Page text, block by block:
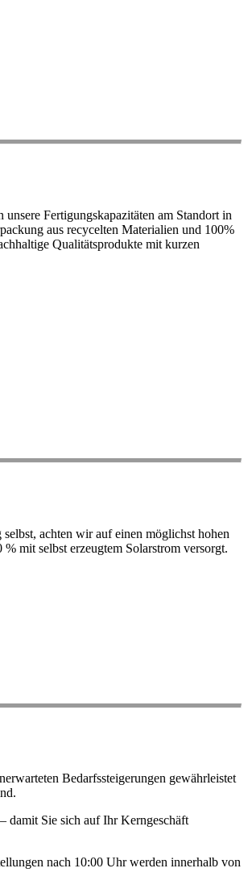
Fertigungskapazitäten am Standort in
aus recycelten Materialien und 100%
Qualitätsprodukte mit kurzen
achten wir auf einen möglichst hohen
mit selbst erzeugtem Solarstrom versorgt.
Bedarfssteigerungen gewährleistet
damit Sie sich auf Ihr Kerngeschäft
nach 10:00 Uhr werden innerhalb von